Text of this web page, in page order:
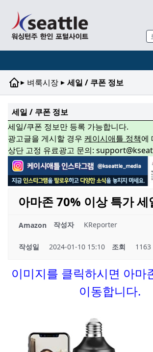
▸ 벼룩시장 ▸ 세일 / 쿠폰 정보
세일 / 쿠폰 정보
세일/쿠폰 정보만 등록 가능합니다.
광고글을 게시할 경우 케이시애틀 정책에
상단 고정 유료광고 문의:
아마존 70% 이상 특가 세
Amazon 작성자 KReporter
작성일 2024-01-10 15:10 조회 1163
이미지를 클릭하시면 아마
이동합니다.